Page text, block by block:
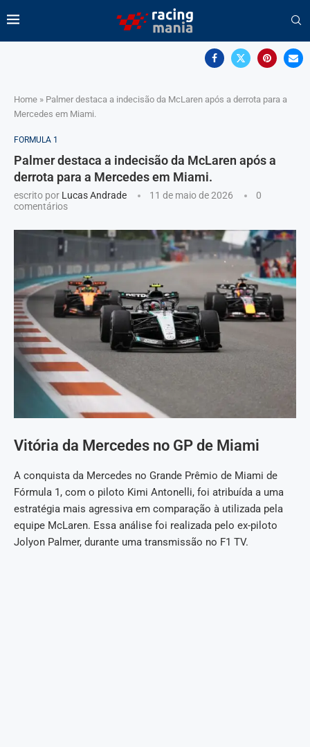
Home » Palmer destaca a indecisão da McLaren após a derrota para a
Mercedes em Miami.
FORMULA 1
Palmer destaca a indecisão da McLaren após a
derrota para a Mercedes em Miami.
escrito por Lucas Andrade 11 de maio de 2026
0
comentários
Vitória da Mercedes no GP de Miami
A conquista da Mercedes no Grande Prêmio de Miami de
Fórmula 1, com o piloto Kimi Antonelli, foi atribuída a uma
estratégia mais agressiva em comparação à utilizada pela
equipe McLaren. Essa análise foi realizada pelo ex-piloto
Jolyon Palmer, durante uma transmissão no F1 TV.